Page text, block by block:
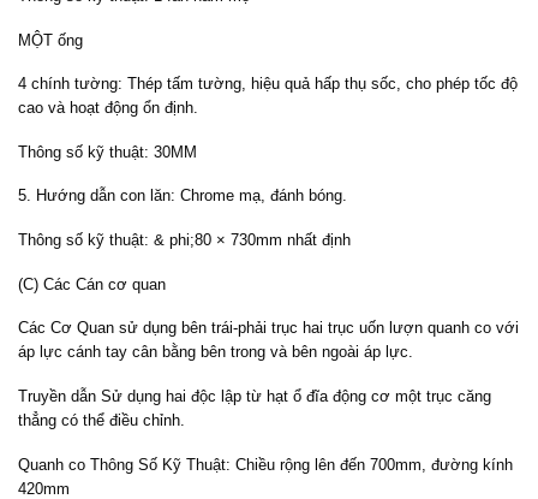
MỘT ống
4 chính tường: Thép tấm tường, hiệu quả hấp thụ sốc, cho phép tốc độ
cao và hoạt động ổn định.
Thông số kỹ thuật: 30MM
5. Hướng dẫn con lăn: Chrome mạ, đánh bóng.
Thông số kỹ thuật: & phi;80 × 730mm nhất định
(C) Các Cán cơ quan
Các Cơ Quan sử dụng bên trái-phải trục hai trục uốn lượn quanh co với
áp lực cánh tay cân bằng bên trong và bên ngoài áp lực.
Truyền dẫn Sử dụng hai độc lập từ hạt ổ đĩa động cơ một trục căng
thẳng có thể điều chỉnh.
Quanh co Thông Số Kỹ Thuật: Chiều rộng lên đến 700mm, đường kính
420mm